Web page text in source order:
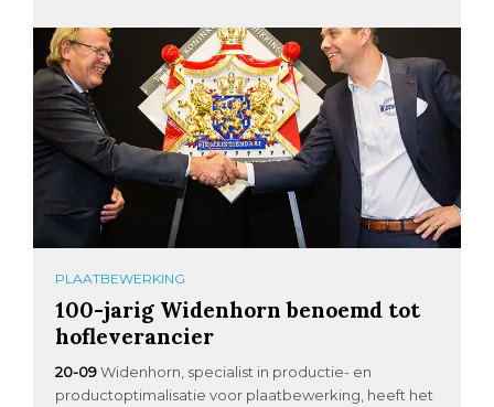
PLAATBEWERKING
100-jarig Widenhorn benoemd tot
hofleverancier
20-09 Widenhorn, specialist in productie- en
productoptimalisatie voor plaatbewerking, heeft het